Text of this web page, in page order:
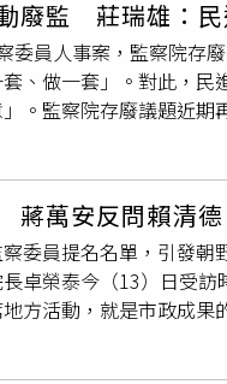
，引發各界諸多討論，
，因此，提出婉拒監
次感謝總統賴清德的提
廢監 莊瑞雄：
委員人事案，監察院存
套、做一套」。對此，
」。監察院存廢議題近
關存廢，必須透過修
察委員新名單出爐後，
關人士若出任監委，是
，並重申推動廢除監察
進黨共同推動召開相
推動修憲程序，民進
場表態，監察院仍然依
權如何承接，都必須
萬安反問賴清德
委員提名名單，引發朝
卓榮泰今（13）日受
方活動，就是市政成
萬安表示，自己明天